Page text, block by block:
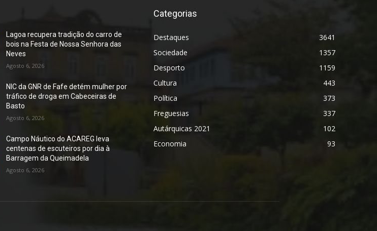
Lagoa recupera tradição do carro de
bois na Festa de Nossa Senhora das
Neves
Agosto 6, 2026
NIC da GNR de Fafe detém mulher por
tráfico de droga em Cabeceiras de
Basto
Agosto 6, 2026
Campo Náutico do ACAREG leva
centenas de escuteiros por dia à
Barragem da Queimadela
Agosto 6, 2026
Categorias
Destaques
3641
Sociedade
1357
Desporto
1159
Cultura
443
Política
373
Freguesias
337
Autárquicas 2021
102
Economia
93